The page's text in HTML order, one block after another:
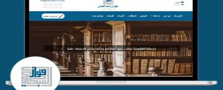
موقع فواز المبكي للمحاماة
التفاصيل